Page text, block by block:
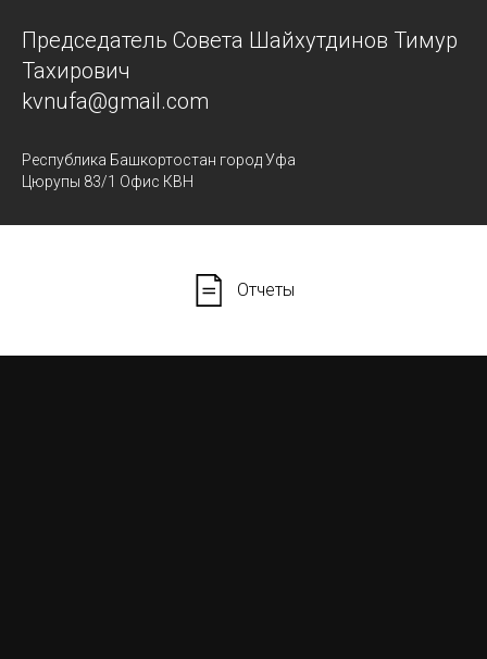
Председатель Совета Шайхутдинов Тимур
Тахирович
kvnufa@gmail.com
Республика Башкортостан город Уфа
Цюрупы 83/1 Офис КВН
Отчеты